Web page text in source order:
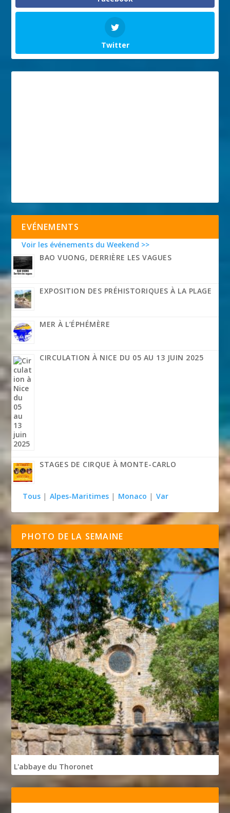
Twitter
EVÉNEMENTS
Voir les événements du Weekend >>
BAO VUONG, DERRIÈRE LES VAGUES
EXPOSITION DES PRÉHISTORIQUES À LA PLAGE
MER À L’ÉPHÉMÈRE
CIRCULATION À NICE DU 05 AU 13 JUIN 2025
STAGES DE CIRQUE À MONTE-CARLO
Tous | Alpes-Maritimes | Monaco | Var
PHOTO DE LA SEMAINE
L'abbaye du Thoronet